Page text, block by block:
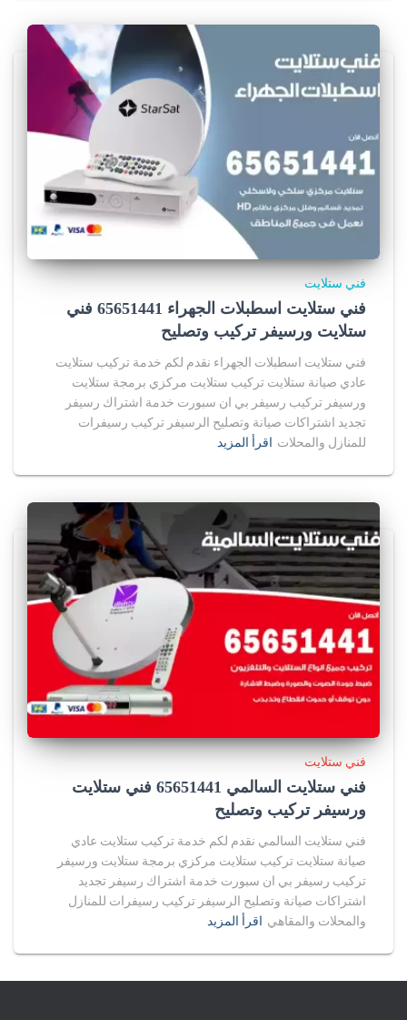
فني ستلايت
فني ستلايت اسطبلات الجهراء 65651441 فني
ستلايت ورسيفر تركيب وتصليح
فني ستلايت اسطبلات الجهراء نقدم لكم خدمة تركيب ستلايت
عادي صيانة ستلايت تركيب ستلايت مركزي برمجة ستلايت
ورسيفر تركيب رسيفر بي ان سبورت خدمة اشتراك رسيفر
تجديد اشتراكات صيانة وتصليح الرسيفر تركيب رسيفرات
للمنازل والمحلات اقرأ المزيد
فني ستلايت
فني ستلايت السالمي 65651441 فني ستلايت
ورسيفر تركيب وتصليح
فني ستلايت السالمي نقدم لكم خدمة تركيب ستلايت عادي
صيانة ستلايت تركيب ستلايت مركزي برمجة ستلايت ورسيفر
تركيب رسيفر بي ان سبورت خدمة اشتراك رسيفر تجديد
اشتراكات صيانة وتصليح الرسيفر تركيب رسيفرات للمنازل
والمحلات والمقاهي اقرأ المزيد